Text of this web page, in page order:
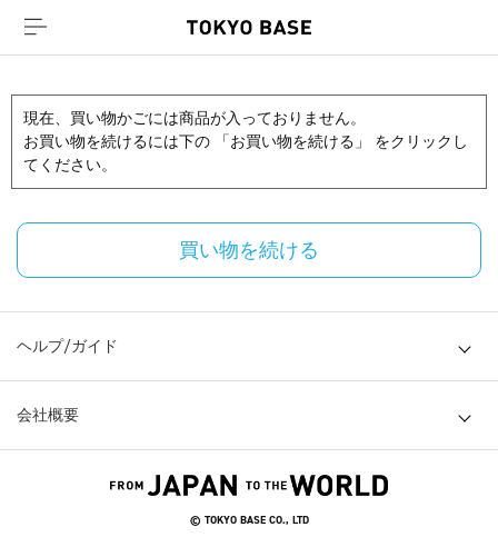
現在、買い物かごには商品が入っておりません。
お買い物を続けるには下の 「お買い物を続ける」 をクリックし
てください。
買い物を続ける
ヘルプ/ガイド
会社概要
© TOKYO BASE CO., LTD